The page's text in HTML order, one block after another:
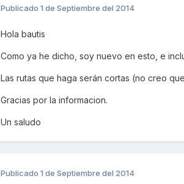
Publicado 1 de Septiembre del 2014
Hola bautis
Como ya he dicho, soy nuevo en esto, e
Las rutas que haga serán cortas (no creo
Gracias por la informacion.
Un saludo
Publicado 1 de Septiembre del 2014